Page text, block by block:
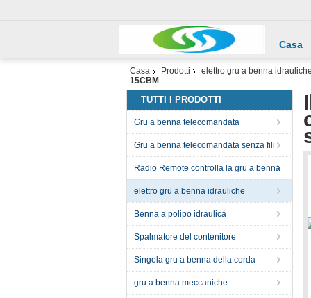
Casa
Casa Prodotti elettro gru a benna idrauliche
15CBM
TUTTI I PRODOTTI
Gru a benna telecomandata
Gru a benna telecomandata senza fili
Radio Remote controlla la gru a benna
elettro gru a benna idrauliche
Benna a polipo idraulica
Spalmatore del contenitore
Singola gru a benna della corda
gru a benna meccaniche